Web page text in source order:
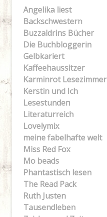
Angelika liest
Backschwestern
Buzzaldrins Bücher
Die Buchbloggerin
Gelbkariert
Kaffeehaussitzer
Karminrot Lesezimmer
Kerstin und Ich
Lesestunden
Literaturreich
Lovelymix
meine fabelhafte welt
Miss Red Fox
Mo beads
Phantastisch lesen
The Read Pack
Ruth Justen
Tausendleben